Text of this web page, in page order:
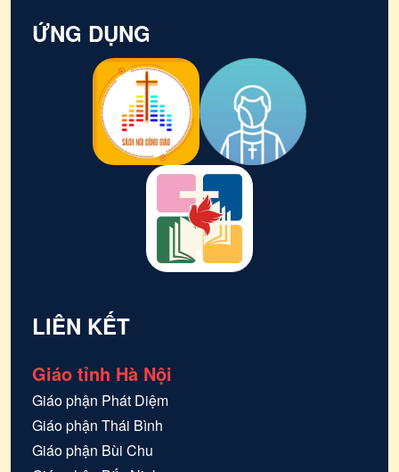
ỨNG DỤNG
LIÊN KẾT
Giáo tỉnh Hà Nội
Giáo phận Phát Diệm
Giáo phận Thái Bình
Giáo phận Bùi Chu